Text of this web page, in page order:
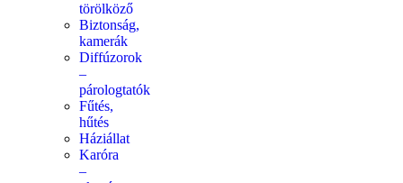
törölköző
Biztonság,
kamerák
Diffúzorok
–
párologtatók
Fűtés,
hűtés
Háziállat
Karóra
–